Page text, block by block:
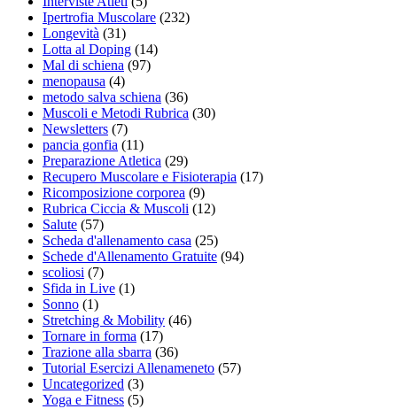
Ipertrofia Muscolare (232)
Longevità (31)
Lotta al Doping (14)
Mal di schiena (97)
menopausa (4)
metodo salva schiena (36)
Muscoli e Metodi Rubrica (30)
Newsletters (7)
pancia gonfia (11)
Preparazione Atletica (29)
Recupero Muscolare e Fisioterapia (17)
Ricomposizione corporea (9)
Rubrica Ciccia & Muscoli (12)
Salute (57)
Scheda d'allenamento casa (25)
Schede d'Allenamento Gratuite (94)
scoliosi (7)
Sfida in Live (1)
Sonno (1)
Stretching & Mobility (46)
Tornare in forma (17)
Trazione alla sbarra (36)
Tutorial Esercizi Allenameneto (57)
Uncategorized (3)
Yoga e Fitness (5)